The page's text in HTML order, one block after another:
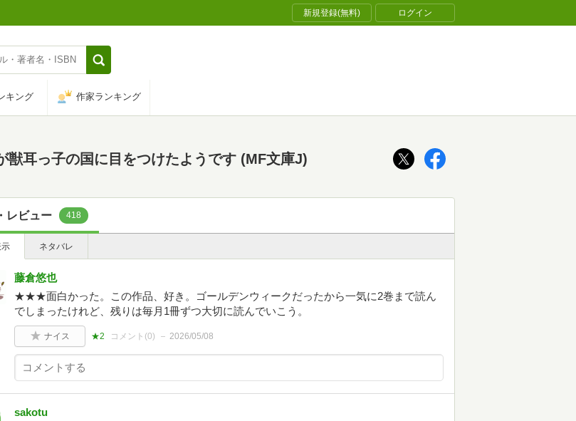
新規登録(無料) ログイン
キング 作家ランキング
獣耳っ子の国に目をつけたようです (MF文庫J)
レビュー 418
ネタバレ
藤倉悠也
★★★面白かった。この作品、好き。ゴールデンウィークだったから一気に2巻まで読ん
でしまったけれど、残りは毎月1冊ずつ大切に読んでいこう。
ナイス ★2 コメント(0) 2026/05/08
sakotu